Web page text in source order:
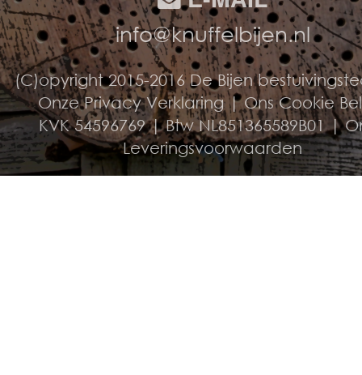
info@knuffelbijen.nl
(C)opyright 2015-2016 De Bijen
Onze Privacy Verklaring|Ons Cookie
KVK 54596769 | Btw NL851365589B01 |
Leveringsvoorwaarden